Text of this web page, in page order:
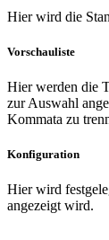
Hier wird die
Vorschauliste
Hier werden die
zur Auswahl
Kommata zu
Konfiguration
Hier wird
angezeigt wird.